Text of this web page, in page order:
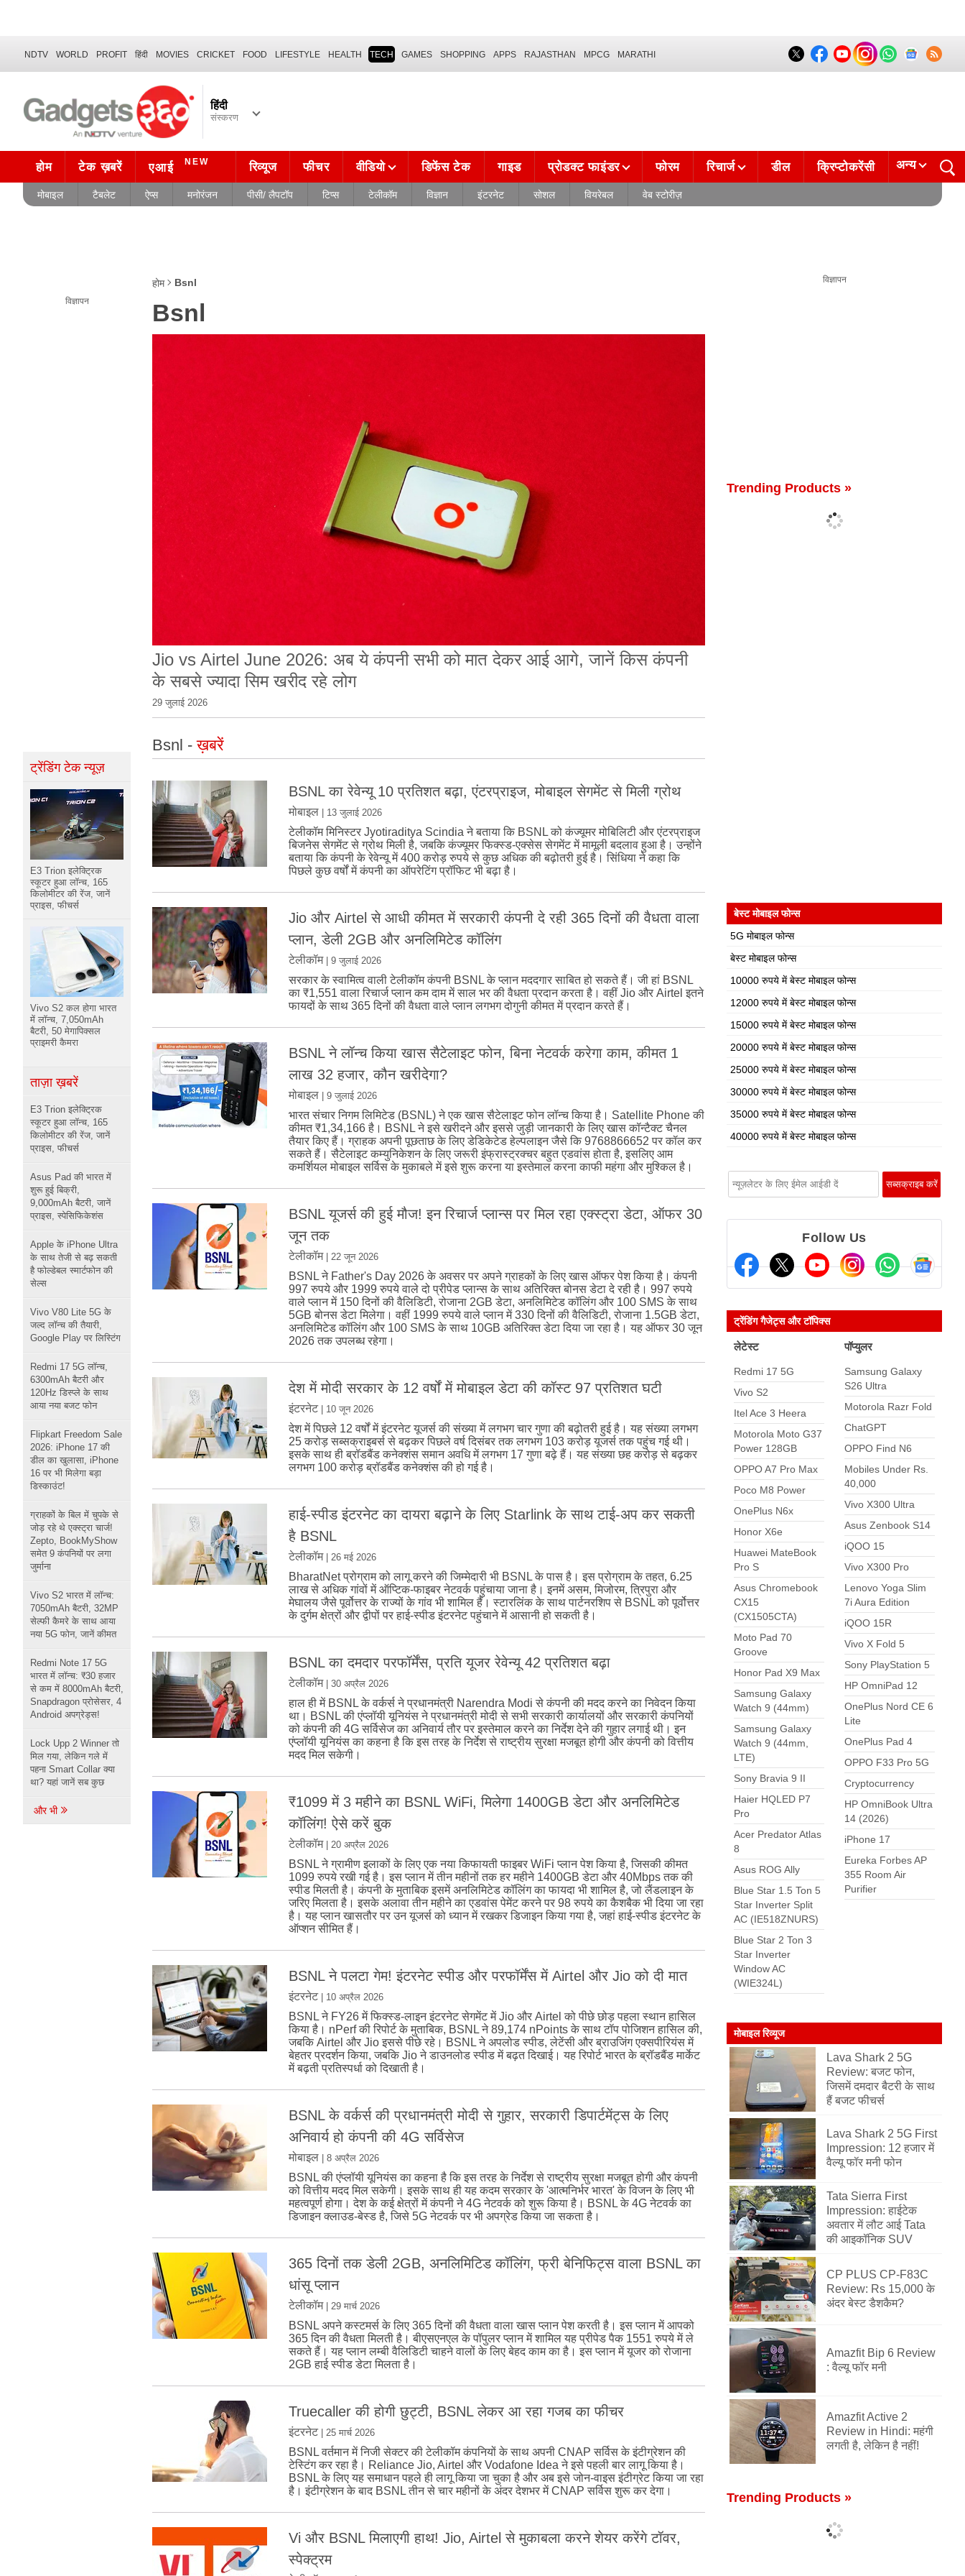
NDTV WORLD PROFIT हिंदी MOVIES CRICKET FOOD LIFESTYLE HEALTH TECH GAMES SHOPPING APPS RAJASTHAN MPCG MARATHI
हिंदी
संस्करण
होम टेक ख़बरें एआई NEW रिव्यूज फीचर वीडियो डिफेंस टेक गाइड प्रोडक्ट फाइंडर फोरम रिचार्ज डील क्रिप्टोकरेंसी अन्य
मोबाइल टैबलेट ऐप्स मनोरंजन पीसी/ लैपटॉप टिप्स टेलीकॉम विज्ञान इंटरनेट सोशल वियरेबल वेब स्टोरीज़
होम Bsnl
Bsnl
Jio vs Airtel June 2026: अब ये कंपनी सभी को मात देकर आई आगे, जानें किस कंपनी
के सबसे ज्यादा सिम खरीद रहे लोग
29 जुलाई 2026
Bsnl -ख़बरें
BSNL का रेवेन्यू 10 प्रतिशत बढ़ा, एंटरप्राइज, मोबाइल सेगमेंट से मिली ग्रोथ
मोबाइल 13 जुलाई 2026
टेलीकॉम मिनिस्टर Jyotiraditya Scindia ने बताया कि BSNL को कंज्यूमर मोबिलिटी और एंटरप्राइज
बिजनेस सेगमेंट से ग्रोथ मिली है, जबकि कंज्यूमर फिक्स्ड-एक्सेस सेगमेंट में मामूली बदलाव हुआ है। उन्होंने
बताया कि कंपनी के रेवेन्यू में 400 करोड़ रुपये से कुछ अधिक की बढ़ोतरी हुई है। सिंधिया ने कहा कि
पिछले कुछ वर्षों में कंपनी का ऑपरेटिंग प्रॉफिट भी बढ़ा है।
Jio और Airtel से आधी कीमत में सरकारी कंपनी दे रही 365 दिनों की वैधता वाला
प्लान, डेली 2GB और अनलिमिटेड कॉलिंग
टेलीकॉम| 9 जुलाई 2026
सरकार के स्वामित्व वाली टेलीकॉम कंपनी BSNL के प्लान मददगार साबित हो सकते हैं। जी हां BSNL
का ₹1,551 वाला रिचार्ज प्लान कम दाम में साल भर की वैधता प्रदान करता है। वहीं Jio और Airtel इतने
फायदों के साथ 365 दिनों की वैधता वाले प्लान लगभग दोगुनी कीमत में प्रदान करते हैं।
BSNL ने लॉन्च किया खास सैटेलाइट फोन, बिना नेटवर्क करेगा काम, कीमत 1
लाख 32 हजार, कौन खरीदेगा?
मोबाइल 9 जुलाई 2026
भारत संचार निगम लिमिटेड (BSNL) ने एक खास सैटेलाइट फोन लॉन्च किया है। Satellite Phone की
कीमत ₹1,34,166 है। BSNL ने इसे खरीदने और इससे जुड़ी जानकारी के लिए खास कॉन्टैक्ट चैनल
तैयार किए हैं। ग्राहक अपनी पूछताछ के लिए डेडिकेटेड हेल्पलाइन जैसे कि 9768866652 पर कॉल कर
सकते हैं। सैटेलाइट कम्युनिकेशन के लिए जरूरी इंफ्रास्ट्रक्चर बहुत एडवांस होता है, इसलिए आम
कमर्शियल मोबाइल सर्विस के मुकाबले में इसे शुरू करना या इस्तेमाल करना काफी महंगा और मुश्किल है।
BSNL यूजर्स की हुई मौज! इन रिचार्ज प्लान्स पर मिल रहा एक्स्ट्रा डेटा, ऑफर 30
जून तक
टेलीकॉम| 22 जून 2026
BSNL ने Father's Day 2026 के अवसर पर अपने ग्राहकों के लिए खास ऑफर पेश किया है। कंपनी
997 रुपये और 1999 रुपये वाले दो प्रीपेड प्लान्स के साथ अतिरिक्त बोनस डेटा दे रही है। 997 रुपये
वाले प्लान में 150 दिनों की वैलिडिटी, रोजाना 2GB डेटा, अनलिमिटेड कॉलिंग और 100 SMS के साथ
5GB बोनस डेटा मिलेगा। वहीं 1999 रुपये वाले प्लान में 330 दिनों की वैलिडिटी, रोजाना 1.5GB डेटा,
अनलिमिटेड कॉलिंग और 100 SMS के साथ 10GB अतिरिक्त डेटा दिया जा रहा है। यह ऑफर 30 जून
2026 तक उपलब्ध रहेगा।
देश में मोदी सरकार के 12 वर्षों में मोबाइल डेटा की कॉस्ट 97 प्रतिशत घटी
इंटरनेट| 10 जून 2026
देश में पिछले 12 वर्षों में इंटरनेट यूजर्स की संख्या में लगभग चार गुणा की बढ़ोतरी हुई है। यह संख्या लगभग
25 करोड़ सब्सक्राइबर्स से बढ़कर पिछले वर्ष दिसंबर तक लगभग 103 करोड़ यूजर्स तक पहुंच गई थी।
इसके साथ ही ब्रॉडबैंड कनेक्शंस समान अवधि में लगभग 17 गुणा बढ़े हैं। यह संख्या छह करोड़ से बढ़कर
लगभग 100 करोड़ ब्रॉडबैंड कनेक्शंस की हो गई है।
हाई-स्पीड इंटरनेट का दायरा बढ़ाने के लिए Starlink के साथ टाई-अप कर सकती
है BSNL
टेलीकॉम| 26 मई 2026
BharatNet प्रोग्राम को लागू करने की जिम्मेदारी भी BSNL के पास है। इस प्रोग्राम के तहत, 6.25
लाख से अधिक गांवों में ऑप्टिक-फाइबर नेटवर्क पहुंचाया जाना है। इनमें असम, मिजोरम, त्रिपुरा और
मेघालय जैसे पूर्वोत्तर के राज्यों के गांव भी शामिल हैं। स्टारलिंक के साथ पार्टनरशिप से BSNL को पूर्वोत्तर
के दुर्गम क्षेत्रों और द्वीपों पर हाई-स्पीड इंटरनेट पहुंचाने में आसानी हो सकती है।
BSNL का दमदार परफॉर्मेंस, प्रति यूजर रेवेन्यू 42 प्रतिशत बढ़ा
टेलीकॉम| 30 अप्रैल 2026
हाल ही में BSNL के वर्कर्स ने प्रधानमंत्री Narendra Modi से कंपनी की मदद करने का निवेदन किया
था। BSNL की एंप्लॉयी यूनियंस ने प्रधानमंत्री मोदी से सभी सरकारी कार्यालयों और सरकारी कंपनियों
को कंपनी की 4G सर्विसेज का अनिवार्य तौर पर इस्तेमाल करने का निर्देश देने की गुहार लगाई थी। इन
एंप्लॉयी यूनियंस का कहना है कि इस तरह के निर्देश से राष्ट्रीय सुरक्षा मजबूत होगी और कंपनी को वित्तीय
मदद मिल सकेगी।
₹1099 में 3 महीने का BSNL WiFi, मिलेगा 1400GB डेटा और अनलिमिटेड
कॉलिंग! ऐसे करें बुक
टेलीकॉम| 20 अप्रैल 2026
BSNL ने ग्रामीण इलाकों के लिए एक नया किफायती फाइबर WiFi प्लान पेश किया है, जिसकी कीमत
1099 रुपये रखी गई है। इस प्लान में तीन महीनों तक हर महीने 1400GB डेटा और 40Mbps तक की
स्पीड मिलती है। कंपनी के मुताबिक इसमें अनलिमिटेड कॉलिंग का फायदा भी शामिल है, जो लैंडलाइन के
जरिए मिलता है। इसके अलावा तीन महीने का एडवांस पेमेंट करने पर 98 रुपये का कैशबैक भी दिया जा रहा
है। यह प्लान खासतौर पर उन यूजर्स को ध्यान में रखकर डिजाइन किया गया है, जहां हाई-स्पीड इंटरनेट के
ऑप्शन सीमित हैं।
BSNL ने पलटा गेम! इंटरनेट स्पीड और परफॉर्मेंस में Airtel और Jio को दी मात
इंटरनेट| 10 अप्रैल 2026
BSNL ने FY26 में फिक्स्ड-लाइन इंटरनेट सेगमेंट में Jio और Airtel को पीछे छोड़ पहला स्थान हासिल
किया है। nPerf की रिपोर्ट के मुताबिक, BSNL ने 89,174 nPoints के साथ टॉप पोजिशन हासिल की,
जबकि Airtel और Jio इससे पीछे रहे। BSNL ने अपलोड स्पीड, लेटेंसी और ब्राउजिंग एक्सपीरियंस में
बेहतर प्रदर्शन किया, जबकि Jio ने डाउनलोड स्पीड में बढ़त दिखाई। यह रिपोर्ट भारत के ब्रॉडबैंड मार्केट
में बढ़ती प्रतिस्पर्धा को दिखाती है।
BSNL के वर्कर्स की प्रधानमंत्री मोदी से गुहार, सरकारी डिपार्टमेंट्स के लिए
अनिवार्य हो कंपनी की 4G सर्विसेज
मोबाइल 8 अप्रैल 2026
BSNL की एंप्लॉयी यूनियंस का कहना है कि इस तरह के निर्देश से राष्ट्रीय सुरक्षा मजबूत होगी और कंपनी
को वित्तीय मदद मिल सकेगी। इसके साथ ही यह कदम सरकार के 'आत्मनिर्भर भारत' के विजन के लिए भी
महत्वपूर्ण होगा। देश के कई क्षेत्रों में कंपनी ने 4G नेटवर्क को शुरू किया है। BSNL के 4G नेटवर्क का
डिजाइन क्लाउड-बेस्ड है, जिसे 5G नेटवर्क पर भी अपग्रेड किया जा सकता है।
365 दिनों तक डेली 2GB, अनलिमिटिड कॉलिंग, फ्री बेनिफिट्स वाला BSNL का
धांसू प्लान
टेलीकॉम| 29 मार्च 2026
BSNL अपने कस्टमर्स के लिए 365 दिनों की वैधता वाला खास प्लान पेश करती है। इस प्लान में आपको
365 दिन की वैधता मिलती है। बीएसएनएल के पॉपुलर प्लान में शामिल यह प्रीपेड पैक 1551 रुपये में ले
सकते हैं। यह प्लान लम्बी वैलिडिटी चाहने वालों के लिए बेहद काम का है। इस प्लान में यूजर को रोजाना
2GB हाई स्पीड डेटा मिलता है।
Truecaller की होगी छुट्टी, BSNL लेकर आ रहा गजब का फीचर
इंटरनेट| 25 मार्च 2026
BSNL वर्तमान में निजी सेक्टर की टेलीकॉम कंपनियों के साथ अपनी CNAP सर्विस के इंटीग्रेशन की
टेस्टिंग कर रहा है। Reliance Jio, Airtel और Vodafone Idea ने इसे पहली बार लागू किया है।
BSNL के लिए यह समाधान पहले ही लागू किया जा चुका है और अब इसे जोन-वाइस इंटीग्रेट किया जा रहा
है। इंटीग्रेशन के बाद BSNL तीन से चार महीनों के अंदर देशभर में CNAP सर्विस शुरू कर देगा।
Vi और BSNL मिलाएगी हाथ! Jio, Airtel से मुकाबला करने शेयर करेंगे टॉवर,
स्पेक्ट्रम
विज्ञापन
Trending Products »
बेस्ट मोबाइल फोन्स
5G मोबाइल फोन्स
बेस्ट मोबाइल फोन्स
10000 रुपये में बेस्ट मोबाइल फोन्स
12000 रुपये में बेस्ट मोबाइल फोन्स
15000 रुपये में बेस्ट मोबाइल फोन्स
20000 रुपये में बेस्ट मोबाइल फोन्स
25000 रुपये में बेस्ट मोबाइल फोन्स
30000 रुपये में बेस्ट मोबाइल फोन्स
35000 रुपये में बेस्ट मोबाइल फोन्स
40000 रुपये में बेस्ट मोबाइल फोन्स
Follow Us
ट्रेंडिंग गैजेट्स और टॉपिक्स
लेटेस्ट
Redmi 17 5G
Vivo S2
Itel Ace 3 Heera
Motorola Moto G37
Power 128GB
OPPO A7 Pro Max
Poco M8 Power
OnePlus N6x
Honor X6e
Huawei MateBook
Pro S
Asus Chromebook
CX15
(CX1505CTA)
Moto Pad 70
Groove
Honor Pad X9 Max
Samsung Galaxy
Watch 9 (44mm)
Samsung Galaxy
Watch 9 (44mm,
LTE)
Sony Bravia 9 II
Haier HQLED P7
Pro
Acer Predator Atlas
8
Asus ROG Ally
Blue Star 1.5 Ton 5
Star Inverter Split
AC (IE518ZNURS)
Blue Star 2 Ton 3
Star Inverter
Window AC
(WIE324L)
पॉप्युलर
Samsung Galaxy
S26 Ultra
Motorola Razr Fold
ChatGPT
OPPO Find N6
Mobiles Under Rs.
40,000
Vivo X300 Ultra
Asus Zenbook S14
iQOO 15
Vivo X300 Pro
Lenovo Yoga Slim
7i Aura Edition
iQOO 15R
Vivo X Fold 5
Sony PlayStation 5
HP OmniPad 12
OnePlus Nord CE 6
Lite
OnePlus Pad 4
OPPO F33 Pro 5G
Cryptocurrency
HP OmniBook Ultra
14 (2026)
iPhone 17
Eureka Forbes AP
355 Room Air
Purifier
मोबाइल रिव्यूज
Lava Shark 2 5G
Review: बजट फोन,
जिसमें दमदार बैटरी के साथ
हैं बजट फीचर्स
Lava Shark 2 5G First
Impression: 12 हजार में
वैल्यू फॉर मनी फोन
Tata Sierra First
Impression: हाईटेक
अवतार में लौट आई Tata
की आइकॉनिक SUV
CP PLUS CP-F83C
Review: Rs 15,000 के
अंदर बेस्ट डैशकैम?
Amazfit Bip 6 Review
: वैल्यू फॉर मनी
Amazfit Active 2
Review in Hindi: महंगी
लगती है, लेकिन है नहीं!
Trending Products »
विज्ञापन
ट्रेंडिंग टेक न्यूज़
E3 Trion इलेक्ट्रिक
स्कूटर हुआ लॉन्च, 165
किलोमीटर की रेंज, जानें
प्राइस, फीचर्स
Vivo S2 कल होगा भारत
में लॉन्च, 7,050mAh
बैटरी, 50 मेगापिक्सल
प्राइमरी कैमरा
ताज़ा ख़बरें
E3 Trion इलेक्ट्रिक
स्कूटर हुआ लॉन्च, 165
किलोमीटर की रेंज, जानें
प्राइस, फीचर्स
Asus Pad की भारत में
शुरू हुई बिक्री,
9,000mAh बैटरी, जानें
प्राइस, स्पेसिफिकेशंस
Apple के iPhone Ultra
के साथ तेजी से बढ़ सकती
है फोल्डेबल स्मार्टफोन की
सेल्स
Vivo V80 Lite 5G के
जल्द लॉन्च की तैयारी,
Google Play पर लिस्टिंग
Redmi 17 5G लॉन्च,
6300mAh बैटरी और
120Hz डिस्प्ले के साथ
आया नया बजट फोन
Flipkart Freedom Sale
2026: iPhone 17 की
डील का खुलासा, iPhone
16 पर भी मिलेगा बड़ा
डिस्काउंट!
ग्राहकों के बिल में चुपके से
जोड़ रहे थे एक्स्ट्रा चार्ज!
Zepto, BookMyShow
समेत 9 कंपनियों पर लगा
जुर्माना
Vivo S2 भारत में लॉन्च:
7050mAh बैटरी, 32MP
सेल्फी कैमरे के साथ आया
नया 5G फोन, जानें कीमत
Redmi Note 17 5G
भारत में लॉन्च: ₹30 हजार
से कम में 8000mAh बैटरी,
Snapdragon प्रोसेसर, 4
Android अपग्रेड्स!
Lock Upp 2 Winner तो
मिल गया, लेकिन गले में
पहना Smart Collar क्या
था? यहां जानें सब कुछ
और भी